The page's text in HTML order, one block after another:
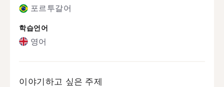
포르투갈어
학습언어
영어
이야기하고 싶은 주제